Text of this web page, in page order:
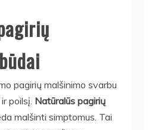
pagirių malšinimo svarbu
poilsį. Natūralūs pagirių
malšinti simptomus. Tai